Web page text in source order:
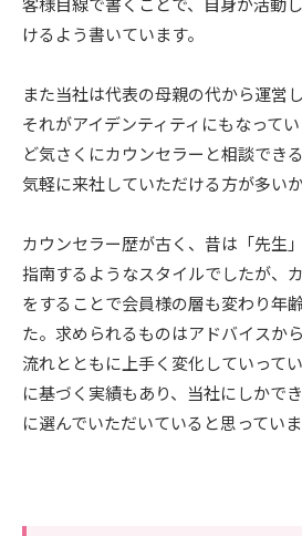
けるよう書いています。
また当社は代表の母親の代から運営
それがアイデンティティにもなって
ど気さくにカウンセラーと相談でき
気軽に来社していただける方が多いか
カウンセラー歴が古く、昔は「先生
指南するようなスタイルでしたが、
をすることで会員様の層も変わり年
た。求められるものはアドバイスか
流れとともに上手く変化していって
に基づく実績もあり、当社にしかで
に選んでいただいていると思っていま